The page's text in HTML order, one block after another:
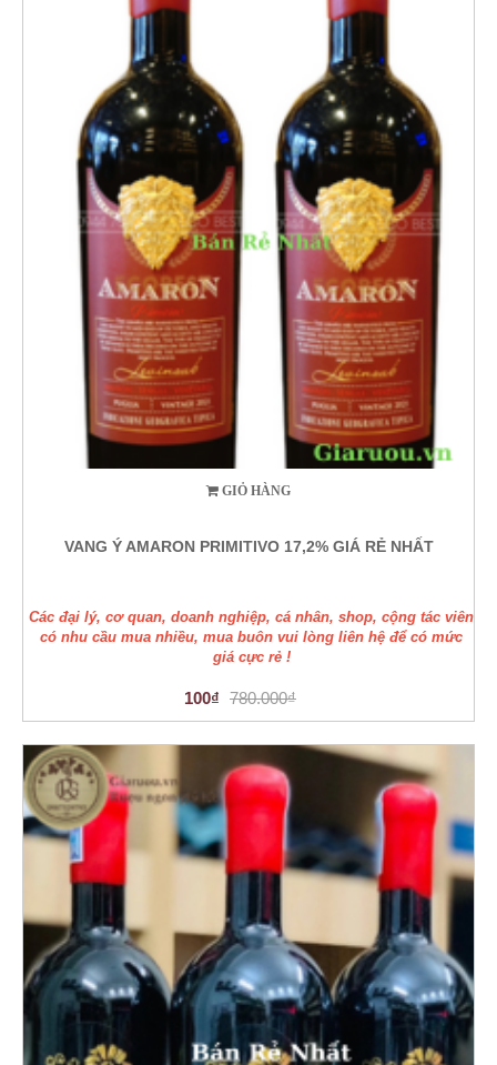
GIỎ HÀNG
VANG Ý AMARON PRIMITIVO 17,2% GIÁ RẺ NHẤT
Các đại lý, cơ quan, doanh nghiệp, cá nhân, shop, cộng tác viên
có nhu cầu mua nhiều, mua buôn vui lòng liên hệ để có mức
giá cực rẻ !
100₫ 780.000₫